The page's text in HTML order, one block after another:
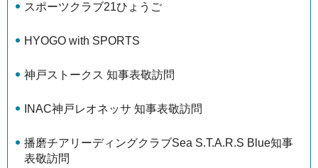
スポーツクラブ21ひょうご
HYOGO with SPORTS
神戸ストークス 知事表敬訪問
INAC神戸レオネッサ 知事表敬訪問
播磨チアリーディングクラブSea S.T.A.R.S Blue知事
表敬訪問